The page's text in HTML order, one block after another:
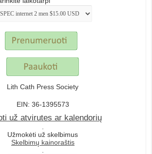
Lith Cath Press Society
EIN: 36-1395573
už atvirutes ar kalendorių
Užmokėti už skelbimus
Skelbimų kainoraštis